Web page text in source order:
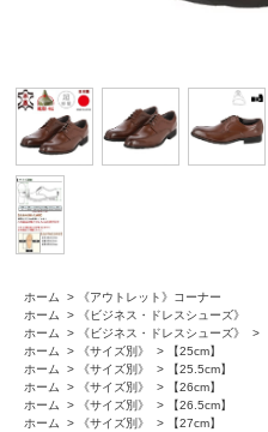
ホーム >
《アウトレット》コーナー
ホーム
>
《ビジネス・ドレスシューズ》
ホーム
> 《ビジネス・ドレスシューズ》 >
ホーム
> 《サイズ別》 >
【25cm】
ホーム
> 《サイズ別》 >
【25.5cm】
ホーム
> 《サイズ別》 >
【26cm】
ホーム
> 《サイズ別》 >
【26.5cm】
ホーム
> 《サイズ別》 >
【27cm】